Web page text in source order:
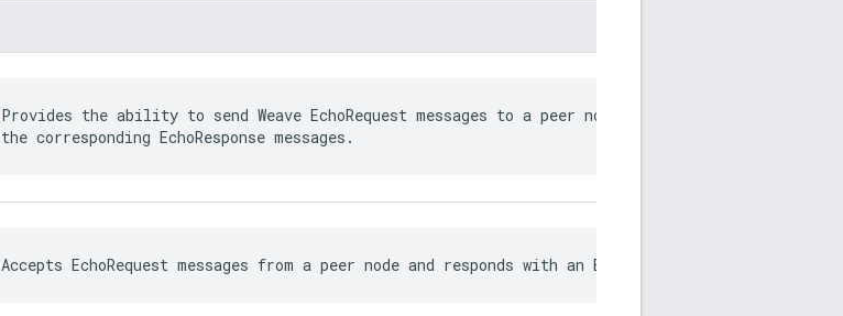
Provides the ability to send Weave EchoRequest messages to a peer node and receive
the corresponding EchoResponse messages.
Accepts EchoRequest messages from a peer node and responds with an EchoResponse message.